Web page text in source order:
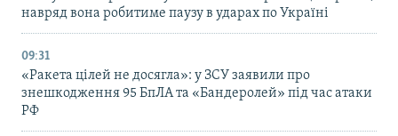
навряд вона робитиме паузу в ударах по Україні
09:31
«Ракета цілей не досягла»: у ЗСУ заявили про
знешкодження 95 БпЛА та «Бандеролей» під час атаки
РФ